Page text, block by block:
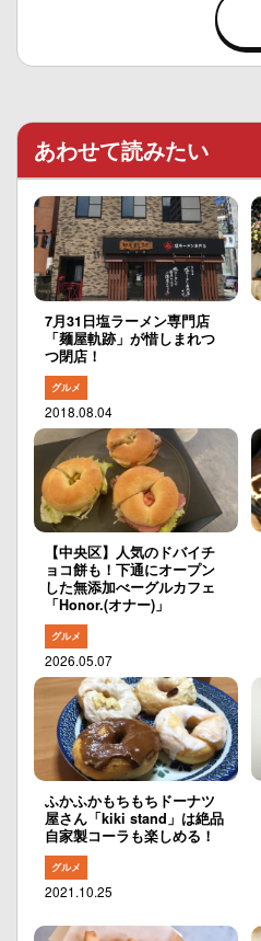
あわせて読みたい
7月31日塩ラーメン専門店
「麺屋軌跡」が惜しまれつ
つ閉店！
グルメ
2018.08.04
【中央区】人気のドバイチ
ョコ餅も！下通にオープン
した無添加べーグルカフェ
「Honor.(オナー)」
グルメ
2026.05.07
ふかふかもちもちドーナツ
屋さん「kiki stand」は絶品
自家製コーラも楽しめる！
グルメ
2021.10.25